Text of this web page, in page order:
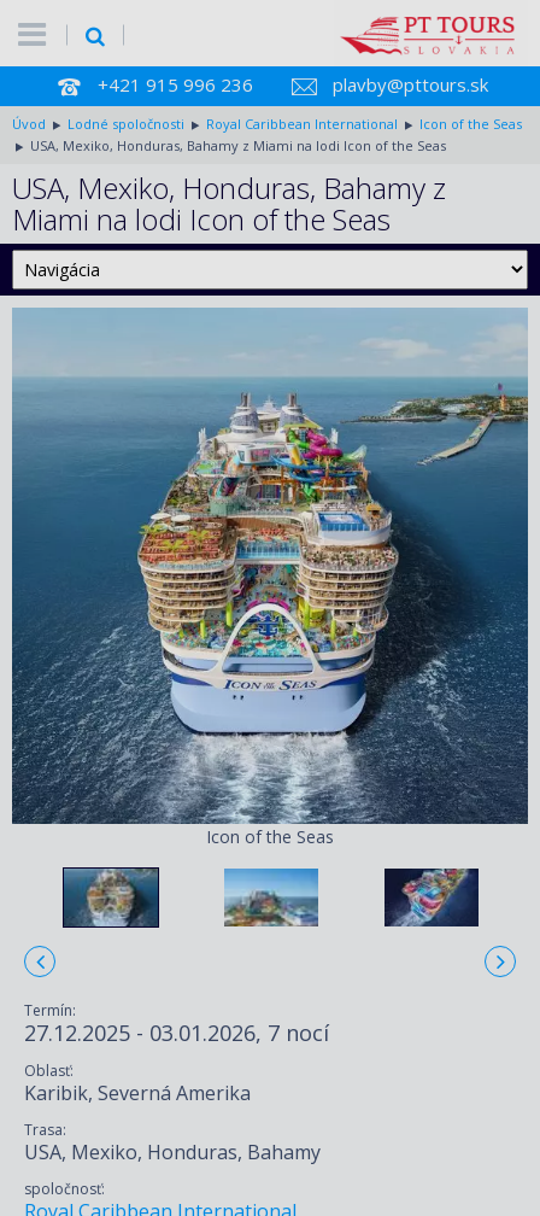
+421 915 996 236 plavby@pttours.sk
Úvod Lodné spoločnosti Royal Caribbean International
Icon of the Seas
USA, Mexiko, Honduras, Bahamy z Miami na lodi Icon of the Seas
USA, Mexiko, Honduras, Bahamy z
Miami na lodi Icon of the Seas
Icon of the Seas
Termín:
27.12.2025 - 03.01.2026, 7 nocí
Oblasť:
Karibik, Severná Amerika
Trasa:
USA, Mexiko, Honduras, Bahamy
spoločnosť: